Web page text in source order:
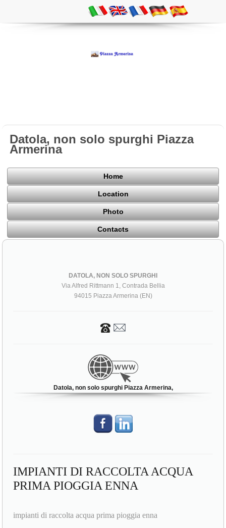
Datola, non solo spurghi Piazza
Armerina
Home
Location
Photo
Contacts
DATOLA, NON SOLO SPURGHI
Via Alfred Rittmann 1, Contrada Bellia
94015 Piazza Armerina (EN)
Datola, non solo spurghi Piazza Armerina,
IMPIANTI DI RACCOLTA ACQUA
PRIMA PIOGGIA ENNA
impianti di raccolta acqua prima pioggia enna